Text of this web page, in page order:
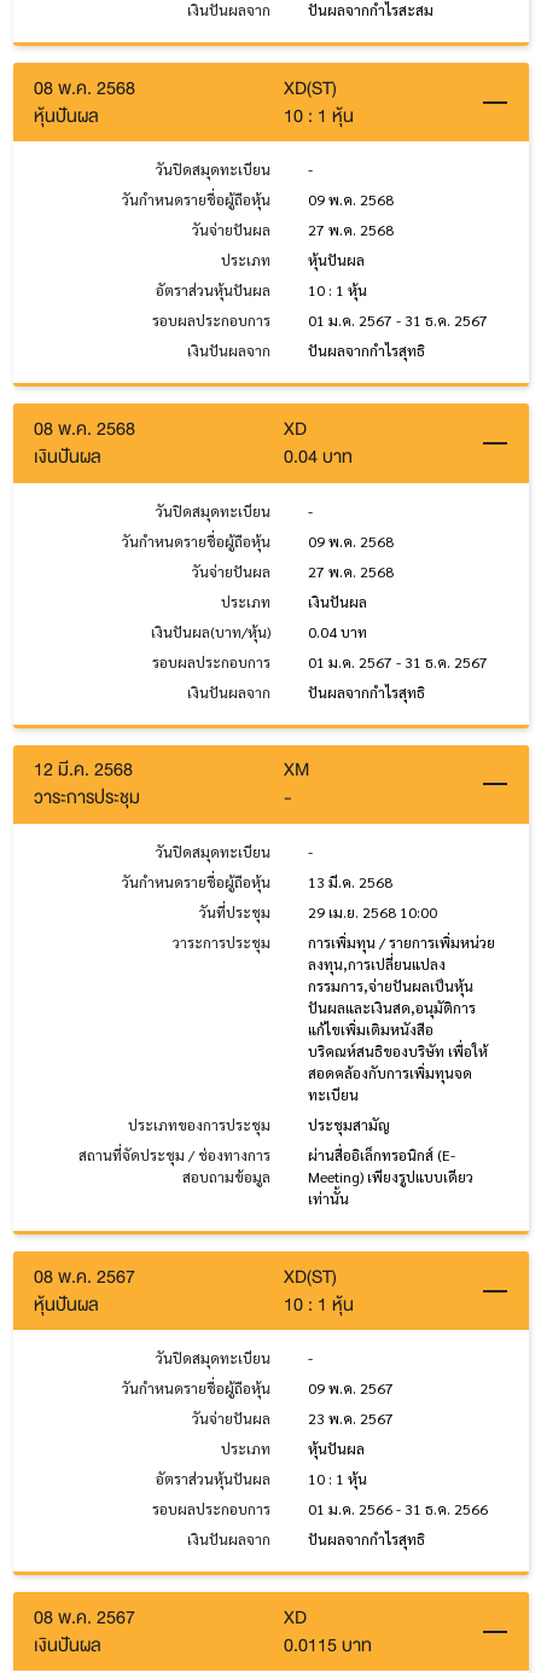
เงินปันผลจาก
ปันผลจากกำไรสะสม
08 พ.ค. 2568
XD(ST)
หุ้นปันผล
10 : 1 หุ้น
วันปิดสมุดทะเบียน
-
วันกำหนดรายชื่อผู้ถือหุ้น
09 พ.ค. 2568
วันจ่ายปันผล
27 พ.ค. 2568
ประเภท
หุ้นปันผล
อัตราส่วนหุ้นปันผล
10 : 1 หุ้น
รอบผลประกอบการ
01 ม.ค. 2567 - 31 ธ.ค. 2567
เงินปันผลจาก
ปันผลจากกำไรสุทธิ
08 พ.ค. 2568
XD
เงินปันผล
0.04 บาท
วันปิดสมุดทะเบียน
-
วันกำหนดรายชื่อผู้ถือหุ้น
09 พ.ค. 2568
วันจ่ายปันผล
27 พ.ค. 2568
ประเภท
เงินปันผล
เงินปันผล(บาท/หุ้น)
0.04 บาท
รอบผลประกอบการ
01 ม.ค. 2567 - 31 ธ.ค. 2567
เงินปันผลจาก
ปันผลจากกำไรสุทธิ
12 มี.ค. 2568
XM
วาระการประชุม
-
วันปิดสมุดทะเบียน
-
วันกำหนดรายชื่อผู้ถือหุ้น
13 มี.ค. 2568
วันที่ประชุม
29 เม.ย. 2568 10:00
วาระการประชุม
การเพิ่มทุน / รายการเพิ่มหน่วย
ลงทุน,การเปลี่ยนแปลง
กรรมการ,จ่ายปันผลเป็นหุ้น
ปันผลและเงินสด,อนุมัติการ
แก้ไขเพิ่มเติมหนังสือ
บริคณห์สนธิของบริษัท เพื่อให้
สอดคล้องกับการเพิ่มทุนจด
ทะเบียน
ประเภทของการประชุม
ประชุมสามัญ
สถานที่จัดประชุม / ช่องทางการ
สอบถามข้อมูล
ผ่านสื่ออิเล็กทรอนิกส์ (E-
Meeting) เพียงรูปแบบเดียว
เท่านั้น
08 พ.ค. 2567
XD(ST)
หุ้นปันผล
10 : 1 หุ้น
วันปิดสมุดทะเบียน
-
วันกำหนดรายชื่อผู้ถือหุ้น
09 พ.ค. 2567
วันจ่ายปันผล
23 พ.ค. 2567
ประเภท
หุ้นปันผล
อัตราส่วนหุ้นปันผล
10 : 1 หุ้น
รอบผลประกอบการ
01 ม.ค. 2566 - 31 ธ.ค. 2566
เงินปันผลจาก
ปันผลจากกำไรสุทธิ
08 พ.ค. 2567
XD
เงินปันผล
0.0115 บาท